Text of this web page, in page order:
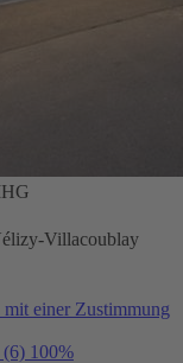
Villacoublay
einer Zustimmung
(6) 100%